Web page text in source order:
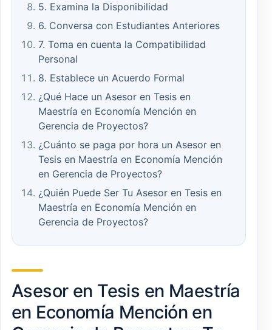
5. Examina la Disponibilidad
6. Conversa con Estudiantes Anteriores
7. Toma en cuenta la Compatibilidad
Personal
8. Establece un Acuerdo Formal
¿Qué Hace un Asesor en Tesis en
Maestría en Economía Mención en
Gerencia de Proyectos?
¿Cuánto se paga por hora un Asesor en
Tesis en Maestría en Economía Mención
en Gerencia de Proyectos?
¿Quién Puede Ser Tu Asesor en Tesis en
Maestría en Economía Mención en
Gerencia de Proyectos?
Asesor en Tesis en Maestría
en Economía Mención en